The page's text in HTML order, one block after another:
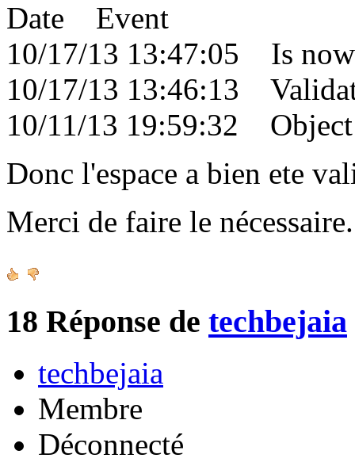
Date Event
10/17/13 13:47:05 Is
10/17/13 13:46:13
10/11/13 19:59:32
Donc l'espace a bien ete
Merci de faire le
18 Réponse de techbejaia
techbejaia
Membre
Déconnecté